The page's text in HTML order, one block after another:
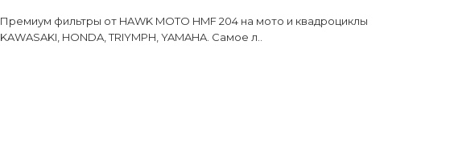
Премиум фильтры от HAWK MOTO HMF 204 на мото и квадроциклы
KAWASAKI, HONDA, TRIYMPH, YAMAHA. Самое л..